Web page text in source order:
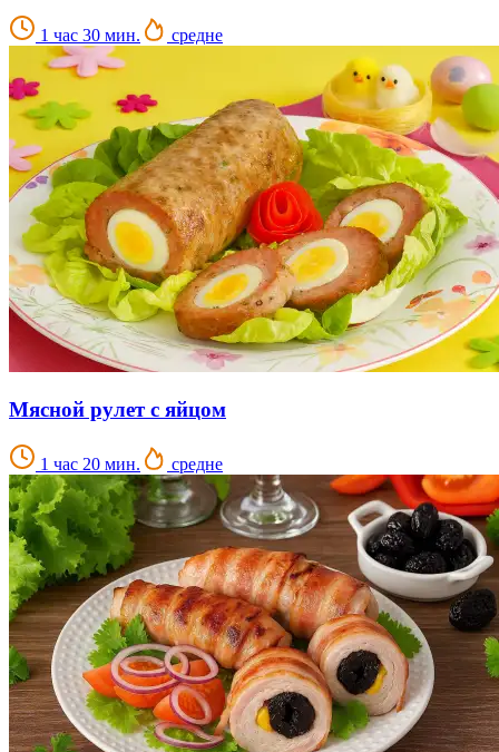
1 час 30 мин. средне
Мясной рулет с яйцом
1 час 20 мин. средне